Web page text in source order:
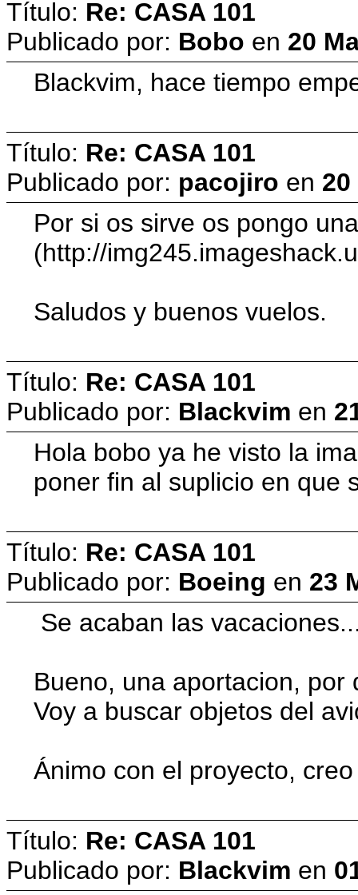
Título: Re: CASA 101
Publicado por: Bobo en 20
Blackvim, hace tiempo
Título: Re: CASA 101
Publicado por: pacojiro en 20
Por si os sirve os pongo
(http://
Saludos y buenos vuelos.
Título: Re: CASA 101
Publicado por: Blackvim en
Hola bobo ya he visto la
poner fin al suplicio en que
Título: Re: CASA 101
Publicado por: Boeing en 23
Se acaban las
Bueno, una aportacion,
Voy a buscar objetos del
Ánimo con el proyecto,
Título: Re: CASA 101
Publicado por: Blackvim en